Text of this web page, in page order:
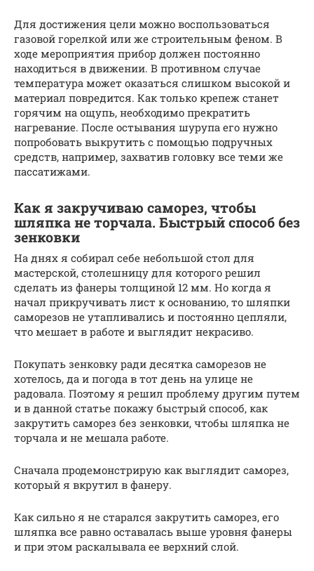
Для достижения цели можно воспользоваться
газовой горелкой или же строительным феном. В
ходе мероприятия прибор должен постоянно
находиться в движении. В противном случае
температура может оказаться слишком высокой и
материал повредится. Как только крепеж станет
горячим на ощупь, необходимо прекратить
нагревание. После остывания шурупа его нужно
попробовать выкрутить с помощью подручных
средств, например, захватив головку все теми же
пассатижами.
Как я закручиваю саморез, чтобы
шляпка не торчала. Быстрый способ без
зенковки
На днях я собирал себе небольшой стол для
мастерской, столешницу для которого решил
сделать из фанеры толщиной 12 мм. Но когда я
начал прикручивать лист к основанию, то шляпки
саморезов не утапливались и постоянно цепляли,
что мешает в работе и выглядит некрасиво.
Покупать зенковку ради десятка саморезов не
хотелось, да и погода в тот день на улице не
радовала. Поэтому я решил проблему другим путем
и в данной статье покажу быстрый способ, как
закрутить саморез без зенковки, чтобы шляпка не
торчала и не мешала работе.
Сначала продемонстрирую как выглядит саморез,
который я вкрутил в фанеру.
Как сильно я не старался закрутить саморез, его
шляпка все равно оставалась выше уровня фанеры
и при этом раскалывала ее верхний слой.